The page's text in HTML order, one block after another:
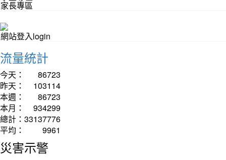
家長專區
網站登入login
流量統計
今天：
86723
昨天：
103114
本週：
86723
本月：
934299
總計： 33137776
平均：
9961
災害示警